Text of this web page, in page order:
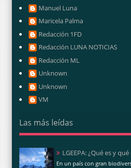
Manuel Luna
Maricela Palma
Redacción 1FD
Redacción LUNA NOTICIAS
Redacción ML
Unknown
Unknown
VM
Las más leídas
LGEEPA: ¿Qué es y
En un país con gran